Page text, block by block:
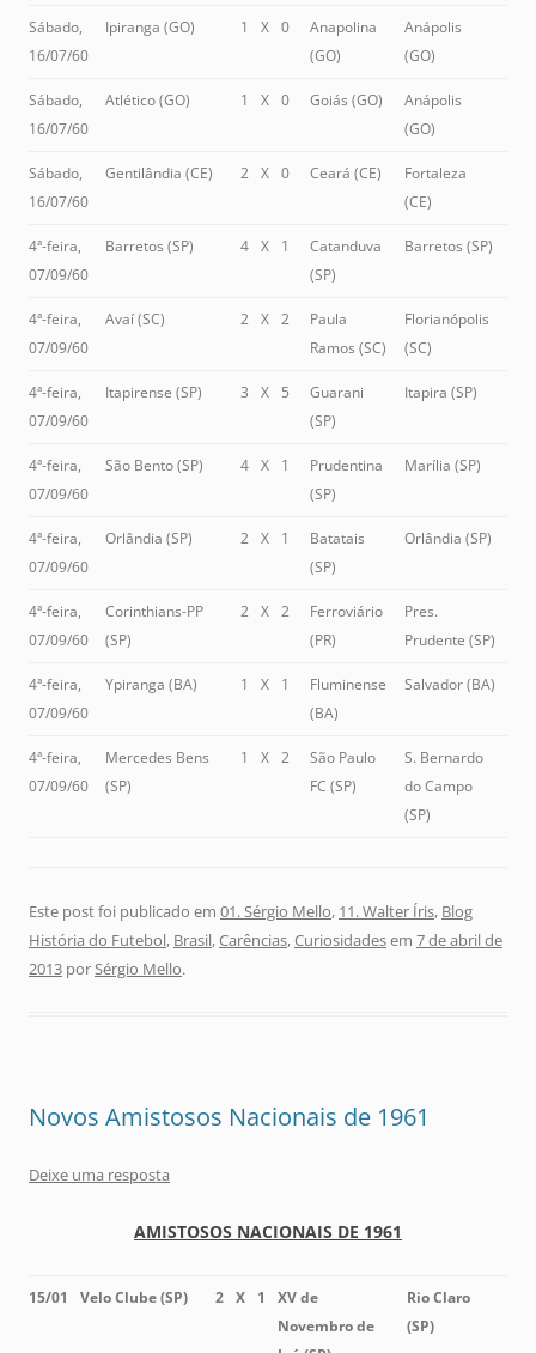
Sábado,
16/07/60
Ipiranga (GO) 1 X 0
Anapolina
(GO)
Anápolis
(GO)
Sábado,
16/07/60
Atlético (GO) 1 X 0 Goiás (GO)
Anápolis
(GO)
Sábado,
16/07/60
Gentilândia (CE) 2 X 0 Ceará (CE)
Fortaleza
(CE)
4ª-feira,
07/09/60
Barretos (SP) 4 X 1
Catanduva
(SP)
Barretos (SP)
4ª-feira,
07/09/60
Avaí (SC) 2 X 2
Paula
Ramos (SC)
Florianópolis
(SC)
4ª-feira,
07/09/60
Itapirense (SP) 3 X 5
Guarani
(SP)
Itapira (SP)
4ª-feira,
07/09/60
São Bento (SP) 4 X 1
Prudentina
(SP)
Marília (SP)
4ª-feira,
07/09/60
Orlândia (SP) 2 X 1
Batatais
(SP)
Orlândia (SP)
4ª-feira,
07/09/60
Corinthians-PP
(SP)
2 X 2
Ferroviário
(PR)
Pres.
Prudente (SP)
4ª-feira,
07/09/60
Ypiranga (BA) 1 X 1
Fluminense
(BA)
Salvador (BA)
4ª-feira,
07/09/60
Mercedes Bens
(SP)
1 X 2
São Paulo
FC (SP)
S. Bernardo
do Campo
(SP)
Este post foi publicado em 01. Sérgio Mello, 11. Walter Íris, Blog
História do Futebol, Brasil,Carências,Curiosidadesem 7 de abril de
2013 porSérgio Mello.
Novos Amistosos Nacionais de 1961
Deixe uma resposta
AMISTOSOS NACIONAIS DE 1961
15/01 Velo Clube (SP) 2 X 1
XV de
Novembro de
Rio Claro
(SP)